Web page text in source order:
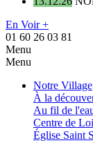
En Voir +
01 60 26 03 81
Menu
Menu
Notre Village
À la
Au fil de
Centre de
Église Saint